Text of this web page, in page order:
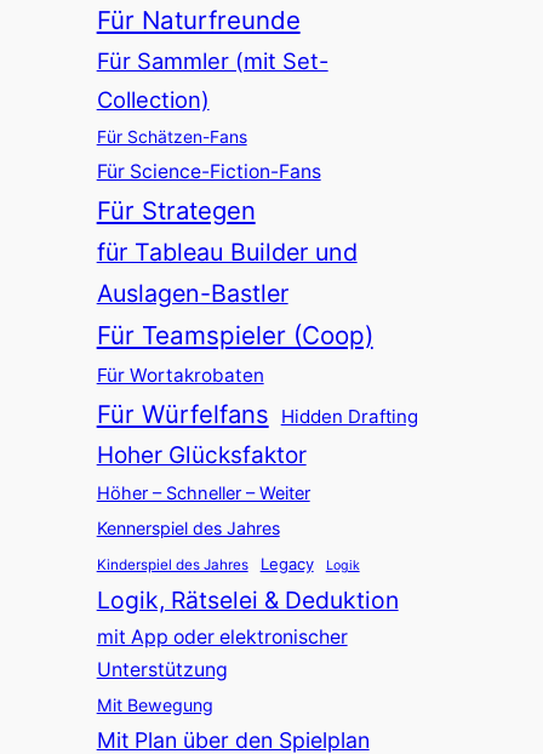
Für Naturfreunde
Für Sammler (mit Set-
Collection)
Für Schätzen-Fans
Für Science-Fiction-Fans
Für Strategen
für Tableau Builder und
Auslagen-Bastler
Für Teamspieler (Coop)
Für Wortakrobaten
Für Würfelfans Hidden Drafting
Hoher Glücksfaktor
Höher – Schneller – Weiter
Kennerspiel des Jahres
Kinderspiel des Jahres Legacy Logik
Logik, Rätselei & Deduktion
mit App oder elektronischer
Unterstützung
Mit Bewegung
Mit Plan über den Spielplan